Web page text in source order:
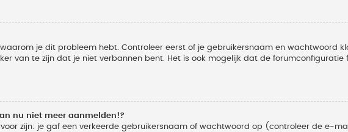
je dit probleem hebt. Controleer eerst of je gebruikersnaam en wachtwoord
van te zijn dat je niet verbannen bent. Het is ook mogelijk dat de
nu niet meer aanmelden!?
zijn: je gaf een verkeerde gebruikersnaam of wachtwoord op (controleer de e-